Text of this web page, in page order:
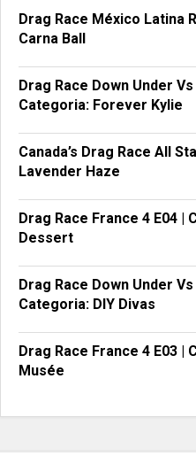
Drag Race México Latina
Carna Ball
Drag Race Down Under
Categoria: Forever Kylie
Canada’s Drag Race All
Lavender Haze
Drag Race France 4 E04 |
Dessert
Drag Race Down Under
Categoria: DIY Divas
Drag Race France 4 E03 |
Musée